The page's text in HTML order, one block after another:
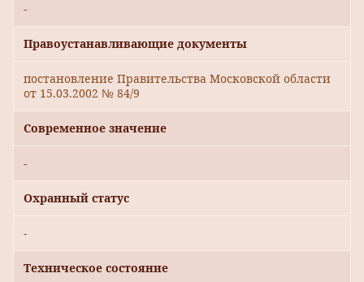
-
Правоустанавливающие документы
постановление Правительства Московской области
от 15.03.2002 № 84/9
Современное значение
-
Охранный статус
-
Техническое состояние